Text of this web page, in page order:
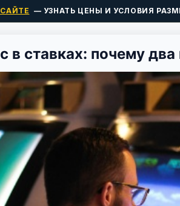
— УЗНАТЬ ЦЕНЫ И УСЛОВИЯ
в ставках: почему